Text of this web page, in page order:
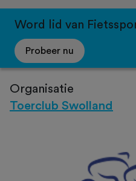
Word lid van
Probeer nu
Organisatie
Toerclub Swolland